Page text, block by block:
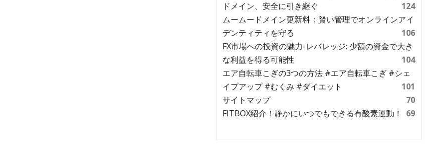
ドメイン、安全に引き継ぐ
124
ムームードメイン更新料：賢い管理でオンラインアイ
デンティティを守る
106
FX市場への投資の魅力-レバレッジ: 少額の資金で大き
な利益を得る可能性
104
エア自転車こぎの3つの方法 #エア自転車こぎ #シェ
イプアップ #むくみ #ダイエット
101
サイトマップ
70
FITBOX紹介！静かにいつでもできる有酸素運動！
69